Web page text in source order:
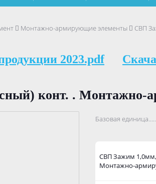
Монтажно-армирующие элементы СВП
2023.pdf
конт. . Монтажно-
Базовая
СВП Зажим 1,0мм,
Монтажно-